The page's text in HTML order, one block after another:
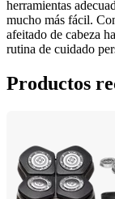
herramientas
mucho más fácil.
afeitado de cabeza
rutina de cuidado
Productos